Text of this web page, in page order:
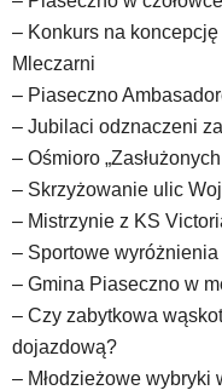
bezpośrednio
pod
wiadomością.
nie
została
wyposażona
dedykowane
skróty
klawiaturowe,
zatem
nawigacja
– Konkurs na
Mleczarni
– Piaseczno
– Jubilaci odznaczeni
– Ośmioro
– Skrzyżowanie ulic
– Mistrzynie z KS
– Sportowe
– Gmina Piaseczno w
– Czy zabytkowa
dojazdową?
– Młodzieżowe wybryki